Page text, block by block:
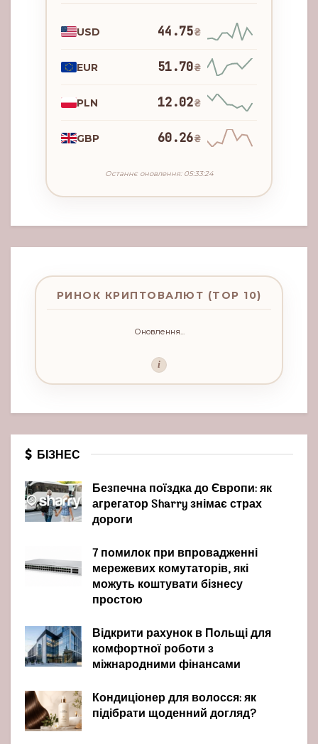
USD 44.75₴
EUR 51.70₴
PLN 12.02₴
GBP 60.26₴
Останнє оновлення: 05:33:24
РИНОК КРИПТОВАЛЮТ (TOP 10)
Оновлення...
i
БІЗНЕС
Безпечна поїздка до Європи: як
агрегатор Sharry знімає страх
дороги
7 помилок при впровадженні
мережевих комутаторів, які
можуть коштувати бізнесу
простою
Відкрити рахунок в Польщі для
комфортної роботи з
міжнародними фінансами
Кондиціонер для волосся: як
підібрати щоденний догляд?